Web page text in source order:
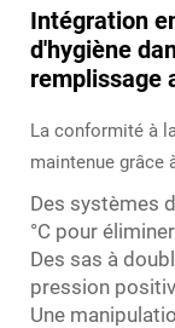
Intégration
d'hygiène
remplissage
La conformité à
maintenue grâce
Des systèmes
°C pour
Des sas à
pression
Une